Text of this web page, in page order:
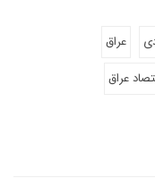
عراق
عراق